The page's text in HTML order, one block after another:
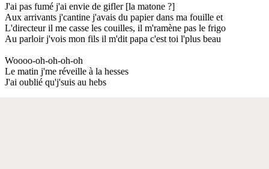
J'ai pas fumé j'ai envie de gifler [la matone ?]
Aux arrivants j'cantine j'avais du papier dans ma fouille et
L'directeur il me casse les couilles, il m'ramène pas le frigo
Au parloir j'vois mon fils il m'dit papa c'est toi l'plus beau
Woooo-oh-oh-oh-oh
Le matin j'me réveille à la hesses
J'ai oublié qu'j'suis au hebs